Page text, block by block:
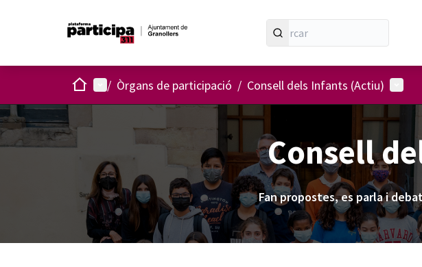
Inici Menú principal
/ Òrgans de participació / Consell dels Infants (Actiu) Menú
Consell
Fan propostes, es parla i